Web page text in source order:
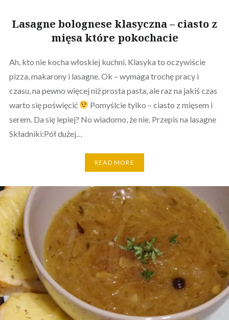
Lasagne bolognese klasyczna – ciasto z
mięsa które pokochacie
Ah, kto nie kocha włoskiej kuchni. Klasyka to oczywiście
pizza, makarony i lasagne. Ok – wymaga trochę pracy i
czasu, na pewno więcej niż prosta pasta, ale raz na jakiś czas
warto się poświęcić
Pomyślcie tylko – ciasto z mięsem i
serem. Da się lepiej? No wiadomo, że nie. Przepis na lasagne
Składniki:Pół dużej…
READ MORE